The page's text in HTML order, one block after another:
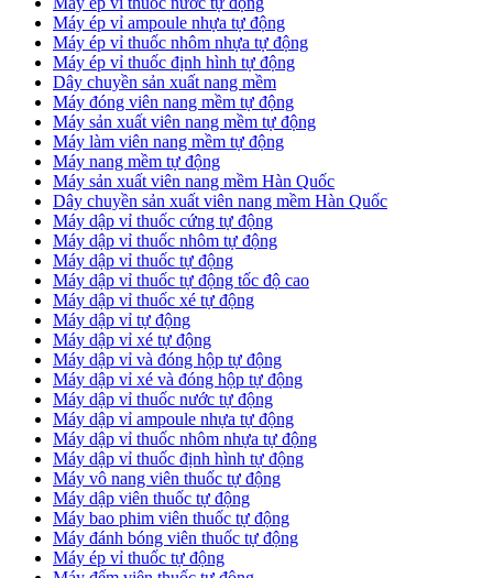
​Máy ép vỉ ampoule nhựa tự động
Máy ép vỉ thuốc nhôm nhựa tự động
​Máy ép vỉ thuốc định hình tự động
​Dây chuyền sản xuất nang mềm
Máy đóng viên nang mềm tự động
​Máy sản xuất viên nang mềm tự động
Máy làm viên nang mềm tự động
Máy nang mềm tự động
​Máy sản xuất viên nang mềm Hàn Quốc
​Dây chuyền sản xuất viên nang mềm Hàn Quốc
Máy dập vỉ thuốc cứng tự động
Máy dập vỉ thuốc nhôm tự động
Máy dập vỉ thuốc tự động​
​Máy dập vỉ thuốc tự động tốc độ cao
Máy dập vỉ thuốc xé tự động
​Máy dập vỉ tự động
​Máy dập vỉ xé tự động
​Máy dập vỉ và đóng hộp tự động
​Máy dập vỉ xé và đóng hộp tự động
​Máy dập vỉ thuốc nước tự động
Máy dập vỉ ampoule nhựa tự động
Máy dập vỉ thuốc nhôm nhựa tự động
Máy dập vỉ thuốc định hình tự động
Máy vô nang viên thuốc tự động
Máy dập viên thuốc tự động
Máy bao phim viên thuốc tự động
Máy đánh bóng viên thuốc tự động
Máy ép vỉ thuốc tự động